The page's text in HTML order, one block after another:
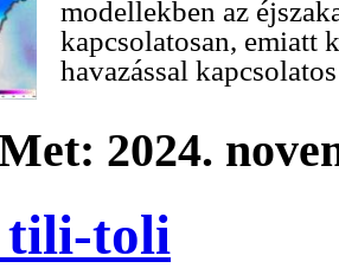
modellekben az
kapcsolatosan, emiatt
havazással
2024.
tili-toli